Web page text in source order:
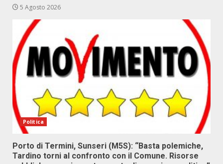
5 Agosto 2026
Politica
Porto di Termini, Sunseri (M5S): “Basta polemiche,
Tardino torni al confronto con il Comune. Risorse